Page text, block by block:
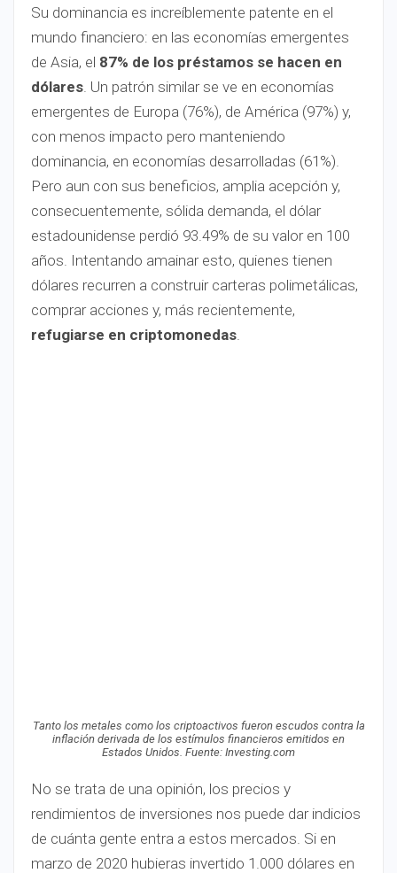
Su dominancia es increíblemente patente en el
mundo financiero: en las economías emergentes
de Asia, el 87% de los préstamos se hacen en
dólares. Un patrón similar se ve en economías
emergentes de Europa (76%), de América (97%) y,
con menos impacto pero manteniendo
dominancia, en economías desarrolladas (61%).
Pero aun con sus beneficios, amplia acepción y,
consecuentemente, sólida demanda, el dólar
estadounidense perdió 93.49% de su valor en 100
años. Intentando amainar esto, quienes tienen
dólares recurren a construir carteras polimetálicas,
comprar acciones y, más recientemente,
refugiarse en criptomonedas.
Tanto los metales como los criptoactivos fueron escudos contra la
inflación derivada de los estímulos financieros emitidos en
Estados Unidos. Fuente: Investing.com
No se trata de una opinión, los precios y
rendimientos de inversiones nos puede dar indicios
de cuánta gente entra a estos mercados. Si en
marzo de 2020 hubieras invertido 1.000 dólares en